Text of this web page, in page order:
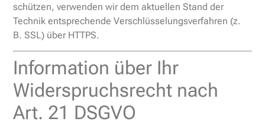
schützen, verwenden wir dem aktuellen Stand der
Technik entsprechende Verschlüsselungsverfahren (z.
B. SSL) über HTTPS.
Information über Ihr
Widerspruchsrecht nach
Art. 21 DSGVO